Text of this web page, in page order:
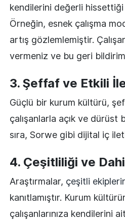
kendilerini değerli
Örneğin, esnek çalışma
artış gözlemlemiştir.
vermeniz ve bu geri
3. Şeffaf ve Etkili
Güçlü bir kurum kültürü,
çalışanlarla açık ve dürüst
sıra, Sorwe gibi dijital iç
4. Çeşitliliği ve
Araştırmalar, çeşitli
kanıtlamıştır. Kurum
çalışanlarınıza kendilerini